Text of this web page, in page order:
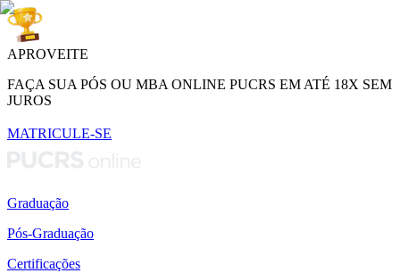
APROVEITE
FAÇA SUA PÓS OU MBA ONLINE PUCRS EM ATÉ 18X SEM
JUROS
MATRICULE-SE
Graduação
Pós-Graduação
Certificações